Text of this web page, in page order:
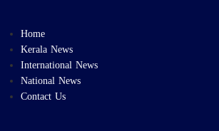
Home
Kerala News
International News
National News
Contact Us